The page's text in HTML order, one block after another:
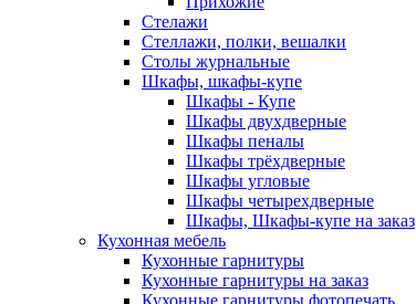
Стелажи
Стеллажи, полки, вешалки
Столы журнальные
Шкафы, шкафы-купе
Шкафы - Купе
Шкафы двухдверные
Шкафы пеналы
Шкафы трёхдверные
Шкафы угловые
Шкафы четырехдверные
Шкафы, Шкафы-купе на заказ
Кухонная мебель
Кухонные гарнитуры
Кухонные гарнитуры на заказ